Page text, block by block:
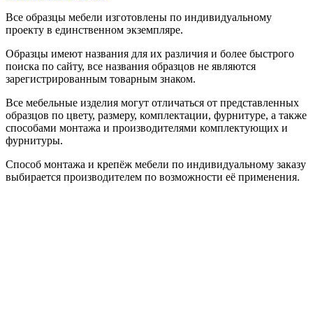
Все образцы мебели изготовлены по индивидуальному
проекту в единственном экземпляре.
Образцы имеют названия для их различия и более быстрого
поиска по сайту, все названия образцов не являются
зарегистрированным товарным знаком.
Все мебельные изделия могут отличаться от представленных
образцов по цвету, размеру, комплектации, фурнитуре, а также
способами монтажа и производителями комплектующих и
фурнитуры.
Способ монтажа и крепёж мебели по индивидуальному заказу
выбирается производителем по возможности её применения.